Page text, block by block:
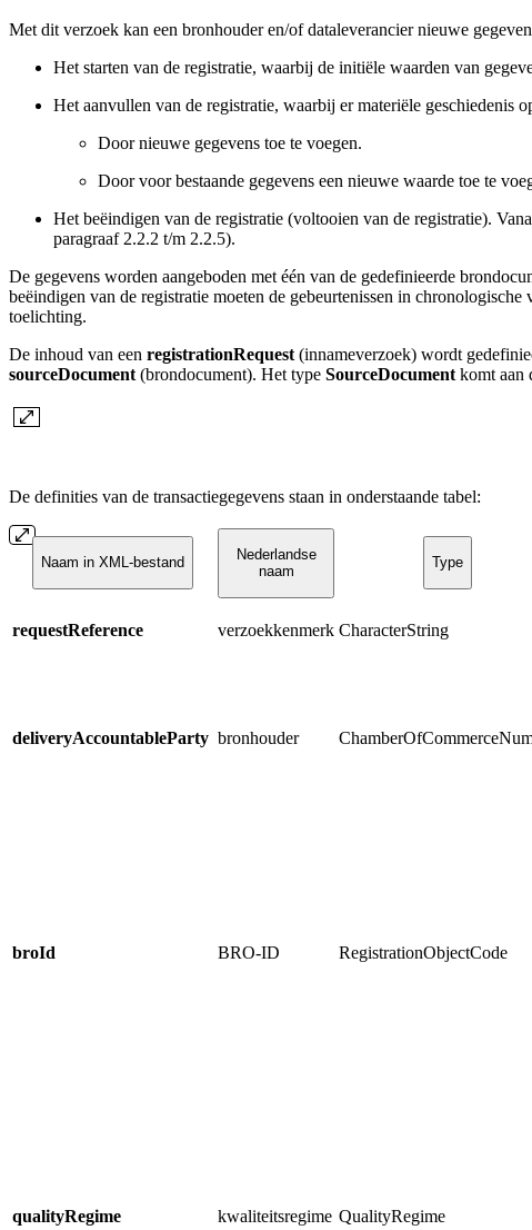
Met dit verzoek kan een bronhouder en/of dataleverancier nieuwe
Het starten van de registratie, waarbij de initiële waarden van
Het aanvullen van de registratie, waarbij er materiële geschiedenis
Door nieuwe gegevens toe te voegen.
Door voor bestaande gegevens een nieuwe waarde toe te
Het beëindigen van de registratie (voltooien van de registratie).
paragraaf 2.2.2 t/m 2.2.5).
De gegevens worden aangeboden met één van de gedefinieerde
beëindigen van de registratie moeten de gebeurtenissen in chronologische
toelichting.
De inhoud van een registrationRequest (innameverzoek) wordt
sourceDocument (brondocument). Het type SourceDocument komt aan
De definities van de transactiegegevens staan in onderstaande tabel:
Naam in XML-bestand
Nederlandse
naam
Type
requestReference verzoekkenmerk CharacterString
deliveryAccountableParty bronhouder
broId BRO-ID RegistrationObjectCode
qualityRegime kwaliteitsregime QualityRegime